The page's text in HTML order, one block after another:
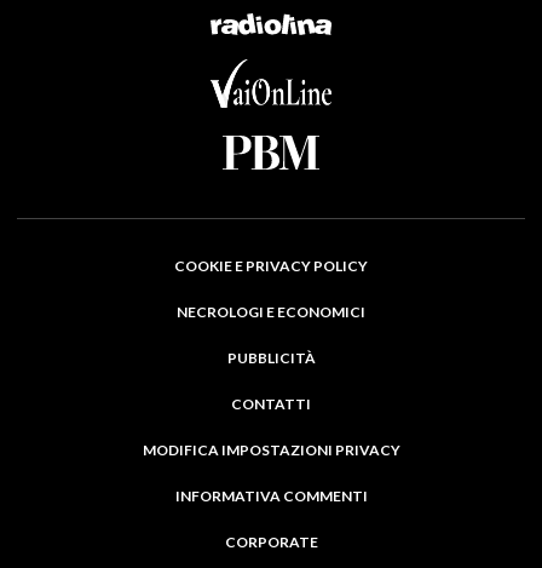
COOKIE E PRIVACY POLICY
NECROLOGI E ECONOMICI
PUBBLICITÀ
CONTATTI
MODIFICA IMPOSTAZIONI PRIVACY
INFORMATIVA COMMENTI
CORPORATE